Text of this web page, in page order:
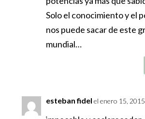
Solo el conocimiento y el
nos puede sacar de este
mundial…
esteban fidel el enero 15,